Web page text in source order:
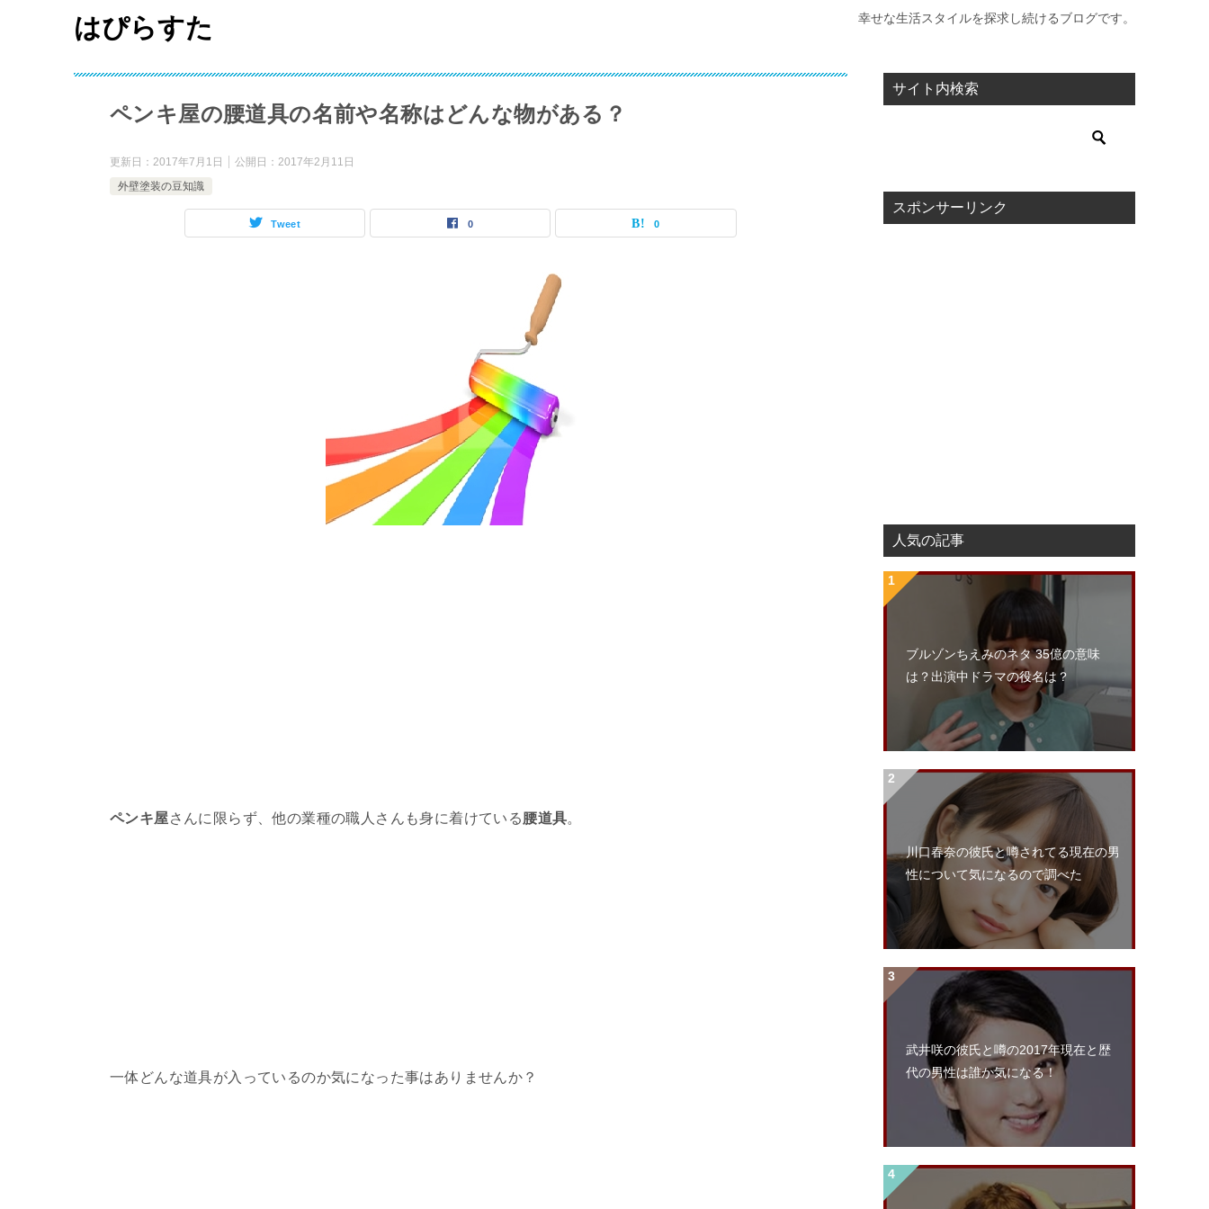
はぴらすた 幸せな生活スタイルを探求し続けるブログです。
ペンキ屋の腰道具の名前や名称はどんな物がある？
更新日： 2017年7月1日 公開日： 2017年2月11日
外壁塗装の豆知識
Tweet 0 0
ペンキ屋さんに限らず、他の業種の職人さんも身に着けている腰道具。
一体どんな道具が入っているのか気になった事はありませんか？
サイト内検索
スポンサーリンク
人気の記事
ブルゾンちえみのネタ 35億の意味
は？出演中ドラマの役名は？
川口春奈の彼氏と噂されてる現在の男
性について気になるので調べた
武井咲の彼氏と噂の2017年現在と歴
代の男性は誰か気になる！